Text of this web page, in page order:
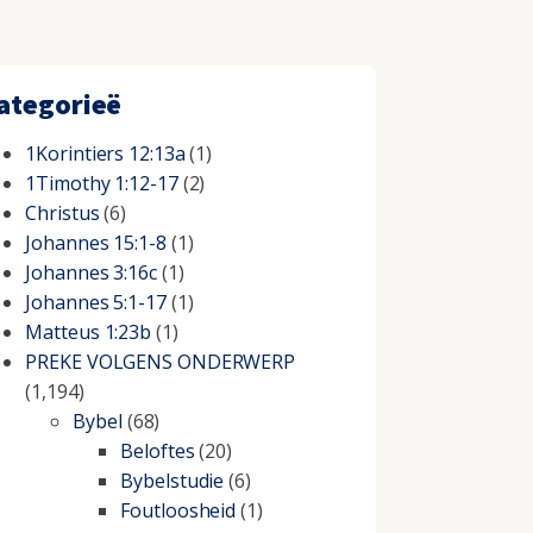
1Korintiers 12:13a(1)
1Timothy 1:12-17(2)
Christus(6)
Johannes 15:1-8 (1)
Johannes 3:16c(1)
Johannes 5:1-17(1)
Matteus 1:23b (1)
PREKE VOLGENS ONDERWERP
(1,194)
Bybel (68)
Beloftes(20)
Bybelstudie (6)
Foutloosheid (1)